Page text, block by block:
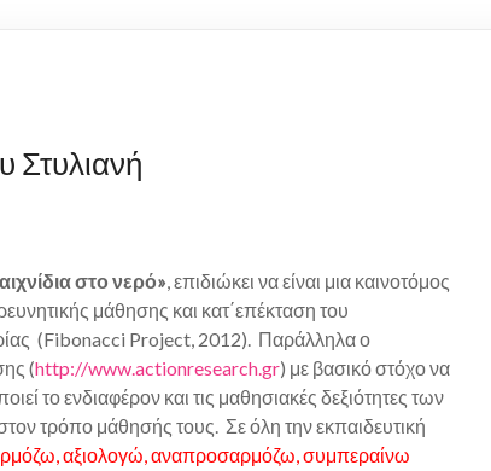
Στυλιανή
στο νερό», επιδιώκει να είναι μια καινοτόμος
μάθησης και κατ΄επέκταση του
(Fibonacci Project, 2012). Παράλληλα ο
(http://www.actionresearch.gr) με βασικό στόχο να
το ενδιαφέρον και τις μαθησιακές δεξιότητες των
τρόπο μάθησής τους. Σε όλη την εκπαιδευτική
αξιολογώ, αναπροσαρμόζω, συμπεραίνω